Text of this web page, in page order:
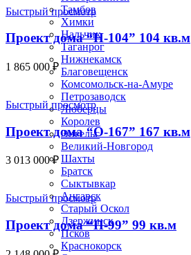
Тамбов
Химки
Нальчик
Таганрог
Нижнекамск
Благовещенск
Комсомольск-на-Амуре
Петрозаводск
Люберцы
Королев
Энгельс
Великий-Новгород
Шахты
Братск
Сыктывкар
Ангарск
Старый Оскол
Дзержинск
Псков
Краснокорск
Быстрый просмотр
Проект дома “Н-104” 104 кв.м
1 865 000 ₽
Быстрый просмотр
Проект дома “О-167” 167 кв.м
3 013 000₽
Быстрый просмотр
Проект дома “П-99” 99 кв.м